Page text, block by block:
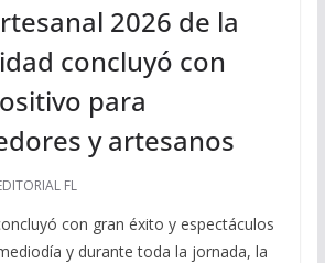
2026 de la
concluyó con
para
y artesanos
FL
con gran éxito y espectáculos
y durante toda la jornada, la